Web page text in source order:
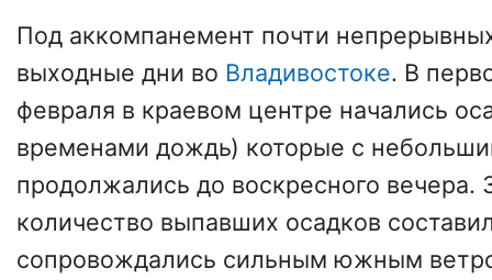
Под аккомпанемент почти
выходные дни во Владивостоке. В
февраля в краевом центре начались
временами дождь) которые с
продолжались до воскресного вечера.
количество выпавших осадков
сопровождались сильным южным